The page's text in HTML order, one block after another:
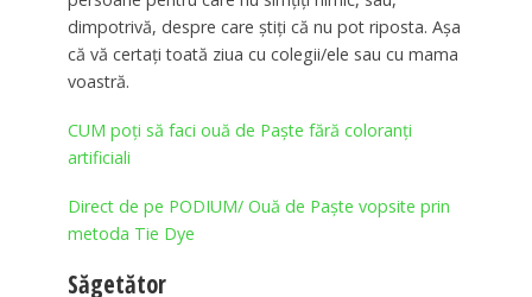
dimpotrivă, despre care ştiţi că nu pot riposta. Așa
că vă certați toată ziua cu colegii/ele sau cu mama
voastră.
CUM poți să faci ouă de Paște fără coloranți
artificiali
Direct de pe PODIUM/ Ouă de Paște vopsite prin
metoda Tie Dye
Săgetător